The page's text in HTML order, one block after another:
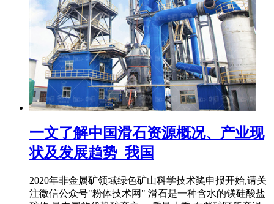
一文了解中国滑石资源概况、产业现
状及发展趋势_我国
2020年非金属矿领域绿色矿山科学技术奖申报开始,请关
注微信公众号"粉体技术网" 滑石是一种含水的镁硅酸盐